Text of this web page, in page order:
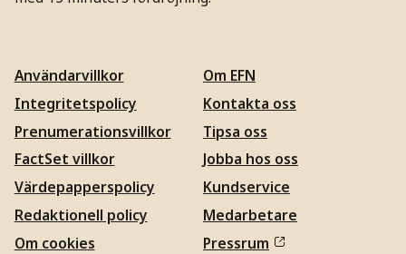
Användarvillkor
Integritetspolicy
Prenumerationsvillkor
FactSet villkor
Värdepapperspolicy
Redaktionell policy
Om cookies
Om EFN
Kontakta oss
Tipsa oss
Jobba hos oss
Kundservice
Medarbetare
Pressrum